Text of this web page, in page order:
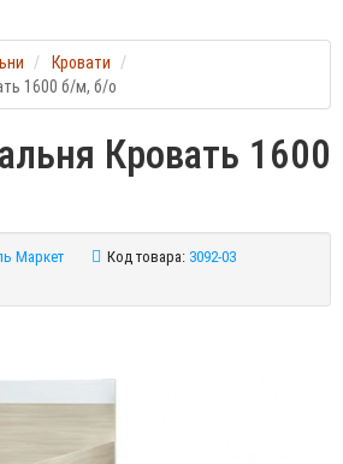
Кровати
1600 б/м, б/о
Кровать 1600
Маркет Код товара: 3092-03